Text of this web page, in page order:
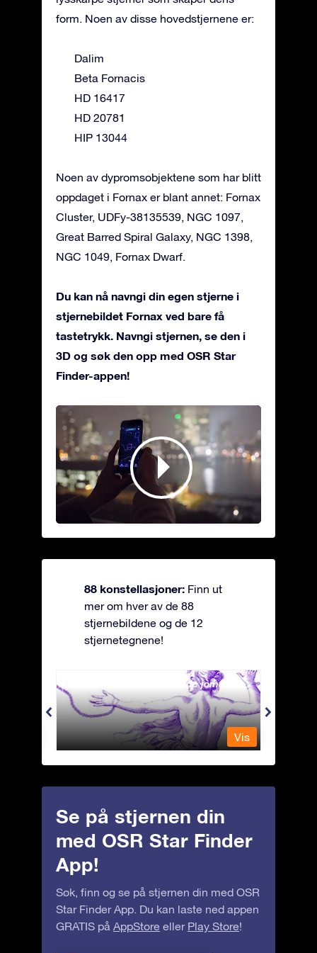
form. Noen av disse hovedstjernene er:
Dalim
Beta Fornacis
HD 16417
HD 20781
HIP 13044
Noen av dypromsobjektene som har blitt
oppdaget i Fornax er blant annet: Fornax
Cluster, UDFy-38135539, NGC 1097,
Great Barred Spiral Galaxy, NGC 1398,
NGC 1049, Fornax Dwarf.
Du kan nå navngi din egen stjerne i
stjernebildet Fornax ved bare få
tastetrykk. Navngi stjernen, se den i
3D og søk den opp med OSR Star
Finder-appen!
88 konstellasjoner: Finn ut
mer om hver av de 88
stjernebildene og de 12
stjernetegnene!
Andromeda - Den lenkede jomfrua
Vis
Se på stjernen din
med OSR Star Finder
App!
Søk, finn og se på stjernen din med OSR
Star Finder App. Du kan laste ned appen
GRATIS på AppStore eller Play Store!